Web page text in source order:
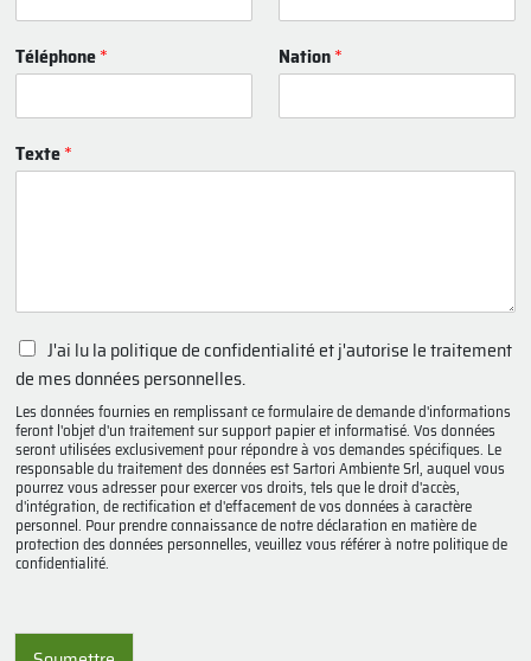
Téléphone* Nation*
Texte*
P
r
i
v
a
c
y
p
o
l
y
J'ai lu la politique de confidentialité et j'autorise le traitement
de mes données personnelles.
Les données fournies en remplissant ce formulaire de demande d'informations
feront l'objet d'un traitement sur support papier et informatisé. Vos données
seront utilisées exclusivement pour répondre à vos demandes spécifiques. Le
responsable du traitement des données est Sartori Ambiente Srl, auquel vous
pourrez vous adresser pour exercer vos droits, tels que le droit d'accès,
d'intégration, de rectification et d'effacement de vos données à caractère
personnel. Pour prendre connaissance de notre déclaration en matière de
protection des données personnelles, veuillez vous référer à notre politique de
confidentialité.